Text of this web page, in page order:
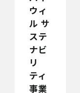
ウィ
ル サ
ステ
ナビ
リ
ティ
事業